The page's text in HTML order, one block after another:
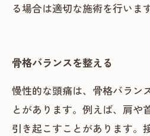
る場合は適切な施術を行います
骨格バランスを整える
慢性的な頭痛は、骨格バラン
とがあります。例えば、肩や
引き起こすことがあります。